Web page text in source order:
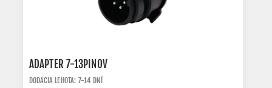
ADAPTER 7-13PINOV
DODACIA LEHOTA: 7-14 DNÍ